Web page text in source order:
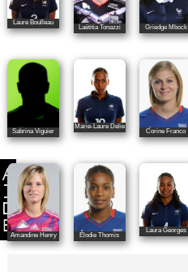
Laure Boulleau
Laëtitia Tonazzi Griedge Mbock
Sabrina Viguier
Marie-Laure Delie
Corine Franco
Amandine Henry Élodie Thomis
Laura Georges